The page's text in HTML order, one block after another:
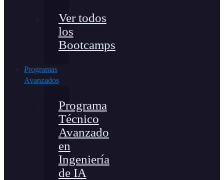
Ver todos
los
Bootcamps
Programas
Avanzados
Programa
Técnico
Avanzado
en
Ingeniería
de IA